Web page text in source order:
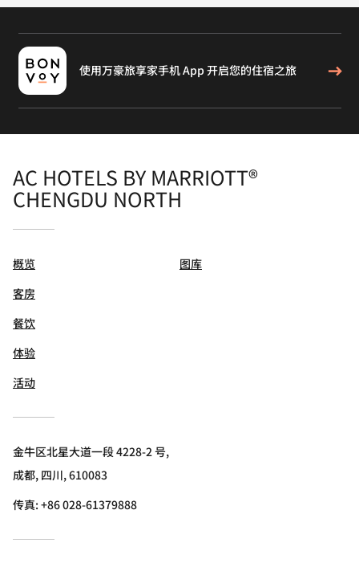
使用万豪旅享家手机 App 开启您的住宿之旅
AC HOTELS BY MARRIOTT®
CHENGDU NORTH
概览
客房
餐饮
体验
活动
图库
金牛区北星大道一段 4228-2 号,
成都, 四川, 610083
传真:+86 028-61379888